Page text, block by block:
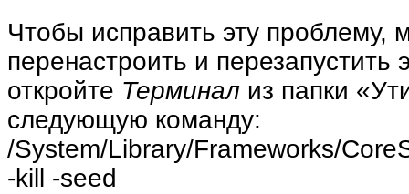
Чтобы исправить эту проблему,
перенастроить и перезапустить
откройте Терминал из папки
следующую команду:
/System/Library/Frameworks/
-kill -seed